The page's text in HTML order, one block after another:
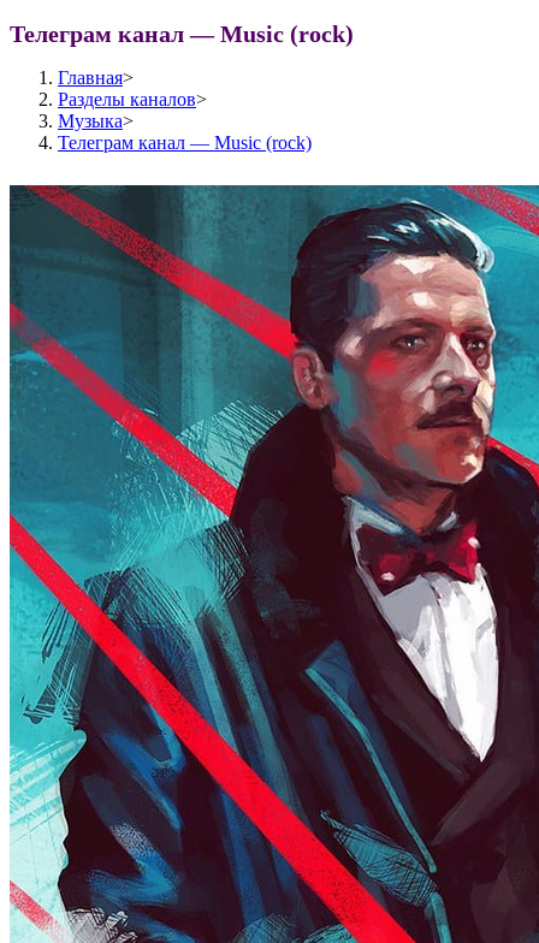
Телеграм канал — Music (rock)
Главная>
Разделы каналов>
Музыка>
Телеграм канал — Music (rock)